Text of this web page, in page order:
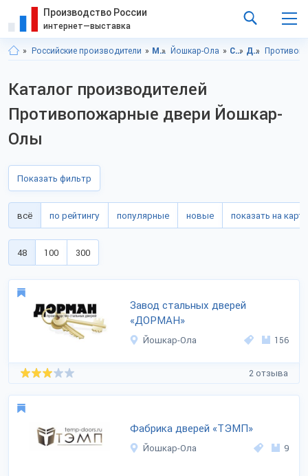
Производство России
интернет—выставка
Российские производители Марий Эл респ. Йошкар-Ола Строительство и ремонт Двери
Каталог производителей
Противопожарные двери Йошкар-
Олы
Показать фильтр
всё по рейтингу популярные новые показать на карте
48 100 300
Завод стальных дверей
«ДОРМАН»
Йошкар-Ола 156
2 отзыва
Фабрика дверей «ТЭМП»
Йошкар-Ола 9